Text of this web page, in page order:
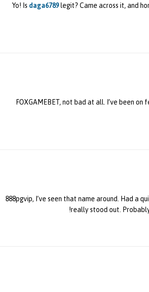
Yo! Is daga6789 legit? Came across it, and
FOXGAMEBET, not bad at all. I’ve been
888pgvip, I’ve seen that name around. Had a
really stood out.